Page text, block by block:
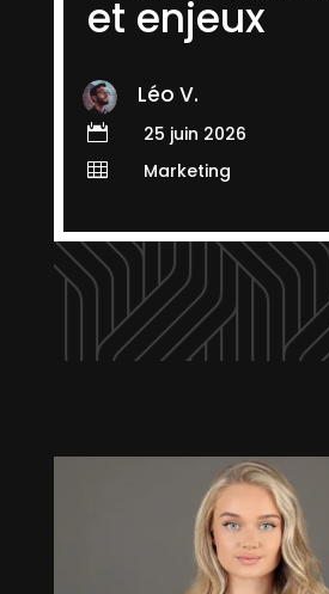
et enjeux
Léo V.
 25 juin 2026
 Marketing